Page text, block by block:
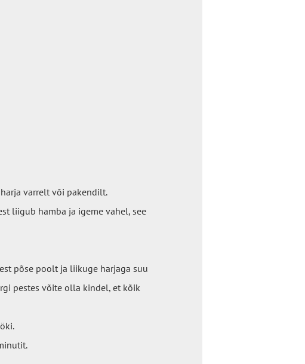
varrelt või pakendilt.
liigub hamba ja igeme vahel, see
põse poolt ja liikuge harjaga suu
pestes võite olla kindel, et kõik